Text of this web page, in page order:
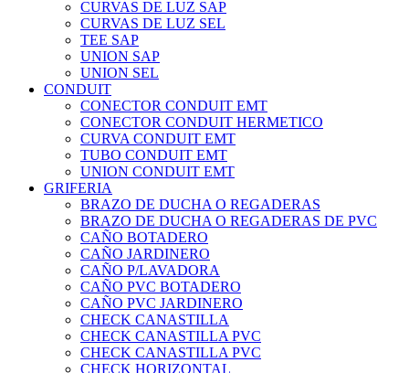
CURVAS DE LUZ SAP
CURVAS DE LUZ SEL
TEE SAP
UNION SAP
UNION SEL
CONDUIT
CONECTOR CONDUIT EMT
CONECTOR CONDUIT HERMETICO
CURVA CONDUIT EMT
TUBO CONDUIT EMT
UNION CONDUIT EMT
GRIFERIA
BRAZO DE DUCHA O REGADERAS
BRAZO DE DUCHA O REGADERAS DE PVC
CAÑO BOTADERO
CAÑO JARDINERO
CAÑO P/LAVADORA
CAÑO PVC BOTADERO
CAÑO PVC JARDINERO
CHECK CANASTILLA
CHECK CANASTILLA PVC
CHECK CANASTILLA PVC
CHECK HORIZONTAL